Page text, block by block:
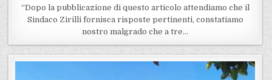
“Dopo la pubblicazione di questo articolo attendiamo che il
Sindaco Zirilli fornisca risposte pertinenti, constatiamo
nostro malgrado che a tre…